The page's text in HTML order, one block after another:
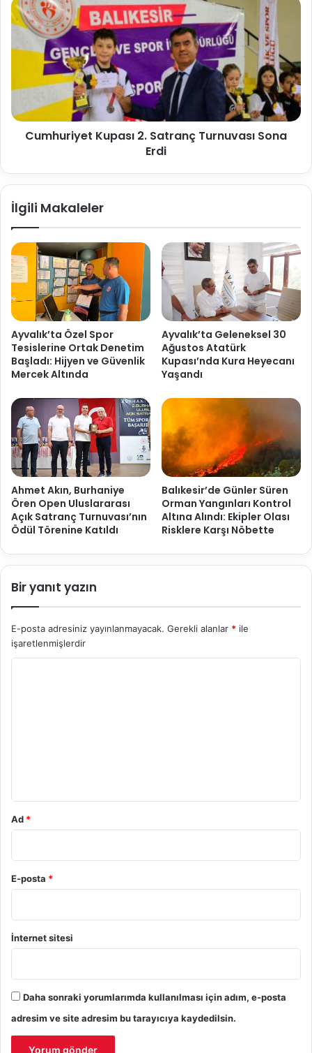
Cumhuriyet Kupası 2. Satranç Turnuvası Sona
Erdi
İlgili Makaleler
Ayvalık’ta Özel Spor
Tesislerine Ortak Denetim
Başladı: Hijyen ve Güvenlik
Mercek Altında
Ayvalık’ta Geleneksel 30
Ağustos Atatürk
Kupası’nda Kura Heyecanı
Yaşandı
Ahmet Akın, Burhaniye
Ören Open Uluslararası
Açık Satranç Turnuvası’nın
Ödül Törenine Katıldı
Balıkesir’de Günler Süren
Orman Yangınları Kontrol
Altına Alındı: Ekipler Olası
Risklere Karşı Nöbette
Bir yanıt yazın
E-posta adresiniz yayınlanmayacak. Gerekli alanlar * ile
işaretlenmişlerdir
Ad *
E-posta *
İnternet sitesi
Daha sonraki yorumlarımda kullanılması için adım, e-posta
adresim ve site adresim bu tarayıcıya kaydedilsin.